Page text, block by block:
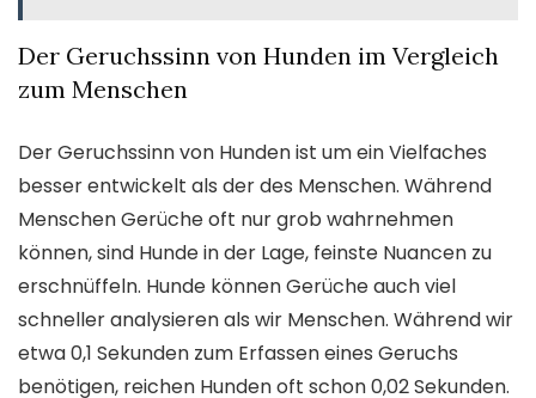
Der Geruchssinn von Hunden im Vergleich
zum Menschen
Der Geruchssinn von Hunden ist um ein Vielfaches
besser entwickelt als der des Menschen. Während
Menschen Gerüche oft nur grob wahrnehmen
können, sind Hunde in der Lage, feinste Nuancen zu
erschnüffeln. Hunde können Gerüche auch viel
schneller analysieren als wir Menschen. Während wir
etwa 0,1 Sekunden zum Erfassen eines Geruchs
benötigen, reichen Hunden oft schon 0,02 Sekunden.